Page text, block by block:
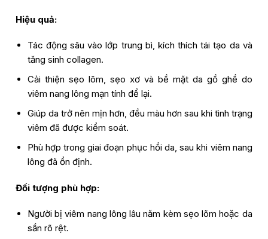
Hiệu quả:
Tác động sâu vào lớp trung bì, kích thích tái tạo da và
tăng sinh collagen.
Cải thiện sẹo lõm, sẹo xơ và bề mặt da gồ ghề do
viêm nang lông mạn tính để lại.
Giúp da trở nên mịn hơn, đều màu hơn sau khi tình trạng
viêm đã được kiểm soát.
Phù hợp trong giai đoạn phục hồi da, sau khi viêm nang
lông đã ổn định.
Đối tượng phù hợp:
Người bị viêm nang lông lâu năm kèm sẹo lõm hoặc da
sần rõ rệt.